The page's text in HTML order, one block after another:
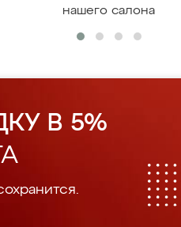
нашего салона
В 5%